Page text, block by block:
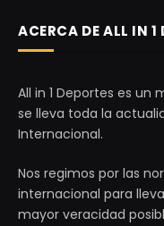
ACERCA DE ALL IN 1
All in 1 Deportes es un
se lleva toda la
Internacional.
Nos regimos por las
internacional para
mayor veracidad